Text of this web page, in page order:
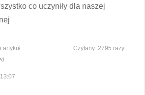
co uczyniły dla naszej
artykuł Czytany: 2795 razy